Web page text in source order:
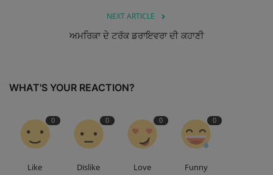
NEXT ARTICLE
ਅਮਰਿਕਾ ਦੇ ਟਰੱਕ ਡਰਾਇਵਰਾ ਦੀ ਕਹਾਣੀ
WHAT'S YOUR REACTION?
0
Like
0
Dislike
0
Love
0
Funny